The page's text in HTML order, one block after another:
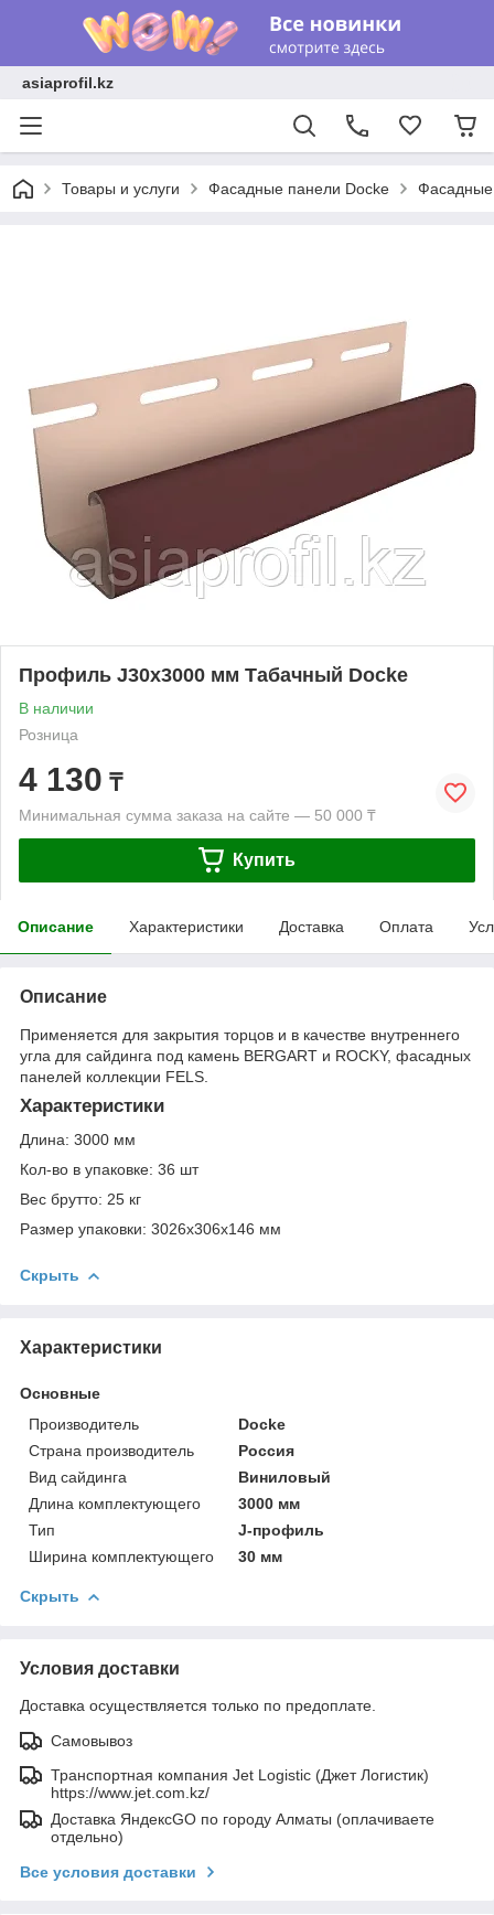
asiaprofil.kz
Товары и услуги Фасадные панели Docke
Профиль J30х3000 мм Табачный Docke
В наличии
Розница
4 130 ₸
Минимальная сумма заказа на сайте — 50 000 ₸
Купить
Описание Характеристики Доставка Оплата
Описание
Применяется для закрытия торцов и в качестве внутреннего
угла для сайдинга под камень BERGART и ROCKY, фасадных
панелей коллекции FELS.
Характеристики
Длина: 3000 мм
Кол-во в упаковке: 36 шт
Вес брутто: 25 кг
Размер упаковки: 3026x306x146 мм
Скрыть
Характеристики
Основные
Производитель
Docke
Страна производитель
Россия
Вид сайдинга
Виниловый
Длина комплектующего
3000 мм
Тип
J-профиль
Ширина комплектующего
30 мм
Скрыть
Условия доставки
Доставка осуществляется только по предоплате.
Самовывоз
Транспортная компания Jet Logistic (Джет Логистик)
https://www.jet.com.kz/
Доставка ЯндексGO по городу Алматы (оплачиваете
отдельно)
Все условия доставки